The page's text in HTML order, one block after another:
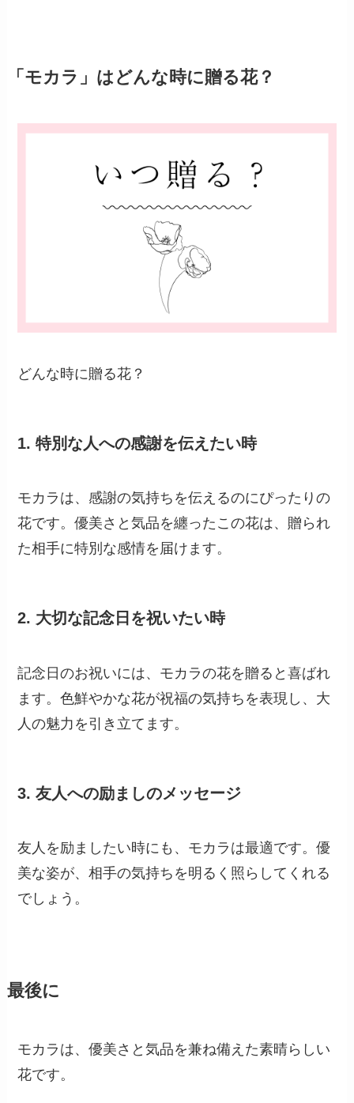
「モカラ」はどんな時に贈る花？
どんな時に贈る花？
1.特別な人への感謝を伝えたい時
モカラは、感謝の気持ちを伝えるのにぴったりの
花です。優美さと気品を纏ったこの花は、贈られ
た相手に特別な感情を届けます。
2. 大切な記念日を祝いたい時
記念日のお祝いには、モカラの花を贈ると喜ばれ
ます。色鮮やかな花が祝福の気持ちを表現し、大
人の魅力を引き立てます。
3.友人への励ましのメッセージ
友人を励ましたい時にも、モカラは最適です。優
美な姿が、相手の気持ちを明るく照らしてくれる
でしょう。
最後に
モカラは、優美さと気品を兼ね備えた素晴らしい
花です。